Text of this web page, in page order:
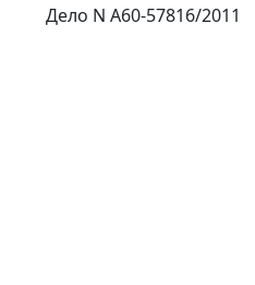
Дело N А60-57816/2011